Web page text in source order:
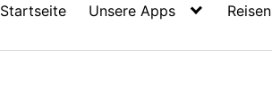
Startseite Unsere Apps Reisen